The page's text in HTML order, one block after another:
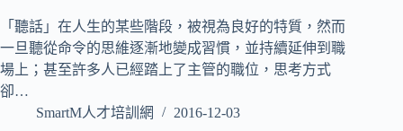
「聽話」在人生的某些階段，被視為良好的特質，然而
一旦聽從命令的思維逐漸地變成習慣，並持續延伸到職
場上；甚至許多人已經踏上了主管的職位，思考方式
卻…
SmartM人才培訓網
2016-12-03